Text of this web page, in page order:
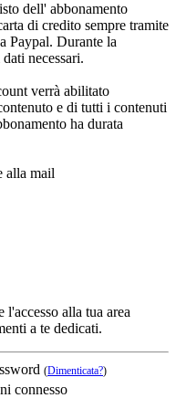
dell' abbonamento
di credito sempre tramite
Paypal. Durante la
necessari.
verrà abilitato
e di tutti i contenuti
ha durata
alla mail
alla tua area
a te dedicati.
(Dimenticata?)
connesso